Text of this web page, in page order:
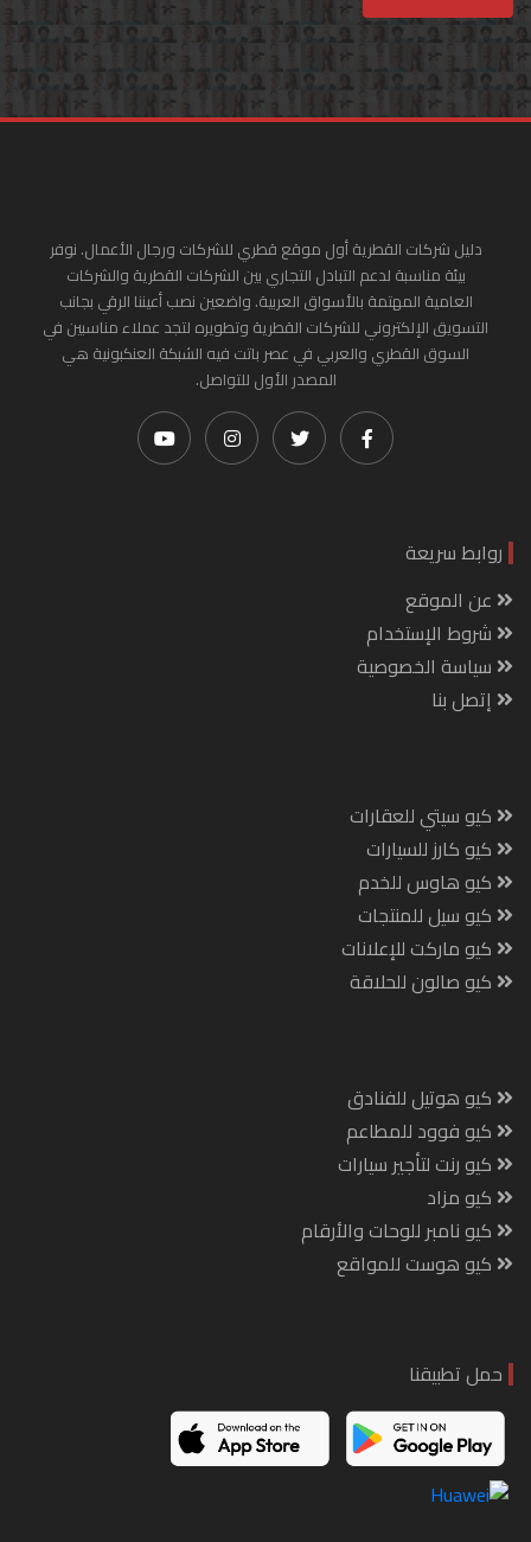
دليل شركات القطرية أول موقع قطري للشركات ورجال الأعمال. نوفر
بيئة مناسبة لدعم التبادل التجاري بين الشركات القطرية والشركات
العامية المهتمة بالأسواق العربية. واضعين نصب أعيننا الرقي بجانب
التسويق الإلكتروني للشركات القطرية وتطويره لتجد عملاء مناسبين في
السوق القطري والعربي في عصر باتت فيه الشبكة العنكبونية هي
المصدر الأول للتواصل.
روابط سريعة
عن الموقع
شروط الإستخدام
سياسة الخصوصية
إتصل بنا
كيو سيتي للعقارات
كيو كارز للسيارات
كيو هاوس للخدم
كيو سيل للمنتجات
كيو ماركت للإعلانات
كيو صالون للحلاقة
كيو هوتيل للفنادق
كيو فوود للمطاعم
كيو رنت لتأجير سيارات
كيو مزاد
كيو نامبر للوحات والأرقام
كيو هوست للمواقع
حمل تطبيقنا